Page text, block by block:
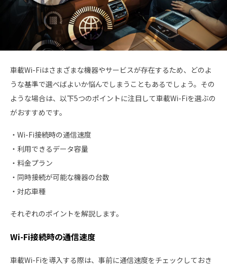
車載Wi-Fiはさまざまな機器やサービスが存在するため、どのよ
うな基準で選べばよいか悩んでしまうこともあるでしょう。その
ような場合は、以下5つのポイントに注目して車載Wi-Fiを選ぶの
がおすすめです。
・Wi-Fi接続時の通信速度
・利用できるデータ容量
・料金プラン
・同時接続が可能な機器の台数
・対応車種
それぞれのポイントを解説します。
Wi-Fi接続時の通信速度
車載Wi-Fiを導入する際は、事前に通信速度をチェックしておき